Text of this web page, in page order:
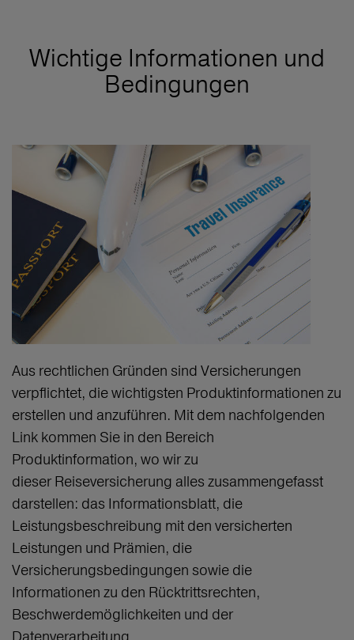
Wichtige Informationen und
Bedingungen
Aus rechtlichen Gründen sind Versicherungen
verpflichtet, die wichtigsten Produktinformationen zu
erstellen und anzuführen. Mit dem nachfolgenden
Link kommen Sie in den Bereich
Produktinformation, wo wir zu
dieser Reiseversicherung alles zusammengefasst
darstellen: das Informationsblatt, die
Leistungsbeschreibung mit den versicherten
Leistungen und Prämien, die
Versicherungsbedingungen sowie die
Informationen zu den Rücktrittsrechten,
Beschwerdemöglichkeiten und der